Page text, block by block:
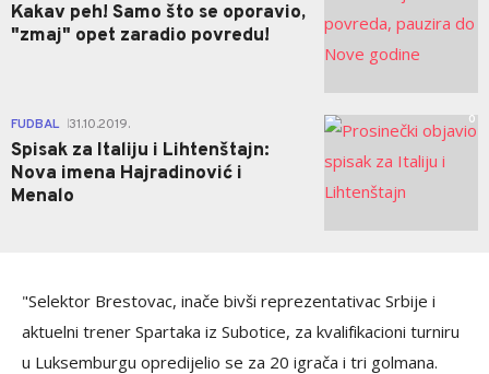
Kakav peh! Samo što se oporavio,
"zmaj" opet zaradio povredu!
FUDBAL 31.10.2019.
Spisak za Italiju i Lihtenštajn:
Nova imena Hajradinović i
Menalo
0
"Selektor Brestovac, inače bivši reprezentativac Srbije i
aktuelni trener Spartaka iz Subotice, za kvalifikacioni turniru
u Luksemburgu opredijelio se za 20 igrača i tri golmana.